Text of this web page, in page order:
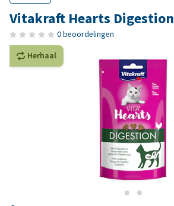
Vitakraft Hearts Digestion
0 beoordelingen
Herhaal